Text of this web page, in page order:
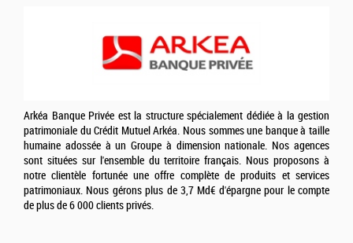
Arkéa Banque Privée est la structure spécialement dédiée à la gestion
patrimoniale du Crédit Mutuel Arkéa. Nous sommes une banque à taille
humaine adossée à un Groupe à dimension nationale. Nos agences
sont situées sur l'ensemble du territoire français. Nous proposons à
notre clientèle fortunée une offre complète de produits et services
patrimoniaux. Nous gérons plus de 3,7 Md€ d'épargne pour le compte
de plus de 6 000 clients privés.